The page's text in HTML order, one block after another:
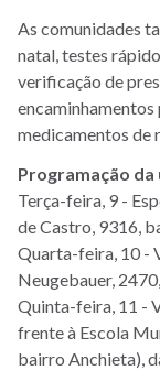
As comunidades
natal, testes
verificação de
medicamentos de
Programação
Terça-feira, 9 -
de Castro, 9316,
Quarta-feira, 10 -
Neugebauer,
Quinta-feira, 11 -
frente à Escola
bairro Anchieta),